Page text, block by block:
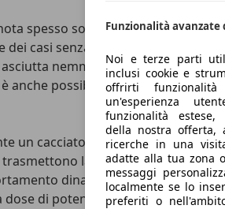
Funzionalità avanzate
Noi e terze parti
inclusi cookie e
offrirti
un'esperienza
funzionalità estese,
della nostra offerta,
ricerche in una
adatte alla tua zona
messaggi
localmente se lo
preferiti o
spesso solo dopo un po’,
casi senza problemi.
nemmeno i passeggeri
anche possibile giocare o
un cacciatore di Porsche —
la fiducia necessaria
dinamico si trova tra le
di potenza. Il tutto a un